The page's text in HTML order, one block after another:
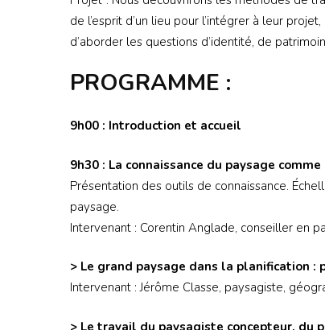
de l’esprit d’un lieu pour l’intégrer à leur
d’aborder les questions d’identité, de
PROGRAMME :
9h00 : Introduction et accueil
9h30 : La connaissance du paysage
Présentation des outils de connaissance.
paysage.
Intervenant : Corentin Anglade, conseiller en
> Le grand paysage dans la planification
Intervenant : Jérôme Classe, paysagiste,
> Le travail du paysagiste concepteur, du